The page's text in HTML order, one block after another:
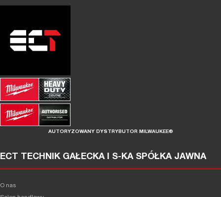
AUTORYZOWANY DYSTRYBUTOR MILWAUKEE®
ECT TECHNIK GAŁECKA I S-KA SPÓŁKA JAWNA
O nas